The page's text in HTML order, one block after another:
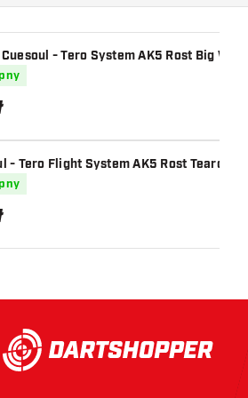
- Tero System AK5 Rost Big
- Tero Flight System AK5 Rost Teardrop
Darmowa wysyłka od 250 złoty